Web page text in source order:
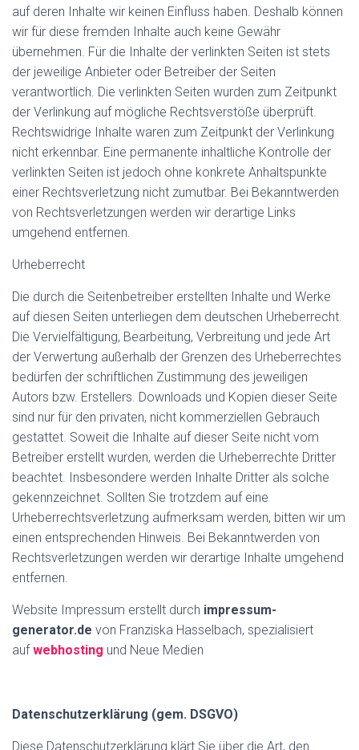
auf deren Inhalte wir keinen Einfluss haben. Deshalb können
wir für diese fremden Inhalte auch keine Gewähr
übernehmen. Für die Inhalte der verlinkten Seiten ist stets
der jeweilige Anbieter oder Betreiber der Seiten
verantwortlich. Die verlinkten Seiten wurden zum Zeitpunkt
der Verlinkung auf mögliche Rechtsverstöße überprüft.
Rechtswidrige Inhalte waren zum Zeitpunkt der Verlinkung
nicht erkennbar. Eine permanente inhaltliche Kontrolle der
verlinkten Seiten ist jedoch ohne konkrete Anhaltspunkte
einer Rechtsverletzung nicht zumutbar. Bei Bekanntwerden
von Rechtsverletzungen werden wir derartige Links
umgehend entfernen.
Urheberrecht
Die durch die Seitenbetreiber erstellten Inhalte und Werke
auf diesen Seiten unterliegen dem deutschen Urheberrecht.
Die Vervielfältigung, Bearbeitung, Verbreitung und jede Art
der Verwertung außerhalb der Grenzen des Urheberrechtes
bedürfen der schriftlichen Zustimmung des jeweiligen
Autors bzw. Erstellers. Downloads und Kopien dieser Seite
sind nur für den privaten, nicht kommerziellen Gebrauch
gestattet. Soweit die Inhalte auf dieser Seite nicht vom
Betreiber erstellt wurden, werden die Urheberrechte Dritter
beachtet. Insbesondere werden Inhalte Dritter als solche
gekennzeichnet. Sollten Sie trotzdem auf eine
Urheberrechtsverletzung aufmerksam werden, bitten wir um
einen entsprechenden Hinweis. Bei Bekanntwerden von
Rechtsverletzungen werden wir derartige Inhalte umgehend
entfernen.
Website Impressum erstellt durch impressum-
generator.de von Franziska Hasselbach, spezialisiert
auf webhosting und Neue Medien
Datenschutzerklärung (gem. DSGVO)
Diese Datenschutzerklärung klärt Sie über die Art, den